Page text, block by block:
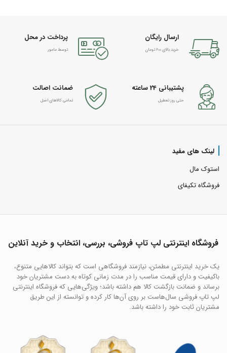
ارسال رایگان
خرید بالای 600 تومان
پرداخت در محل
توسط مامور
پشتیبانی 24 ساعته
حتی روز تعطیل
ضمانت اصالت
تمامی کالاهای اصل
لینک های مفید
استوک مال
فروشگاه تکیفای
فروشگاه اینترنتی لپ تاپ فروشی، بررسی، انتخاب و خرید آنلاین
یک خرید اینترنتی مطمئن، نیازمند فروشگاهی است که بتواند کالاهایی متنوع،
باکیفیت و دارای قیمت مناسب را در مدت زمانی کوتاه به دست مشتریان خود
برساند و ضمانت بازگشت کالا هم داشته باشد؛ ویژگی‌هایی که فروشگاه اینترنتی
لپ تاپ فروشی سال‌هاست بر روی آن‌ها کار کرده و توانسته از این طریق
مشتریان ثابت خود را داشته باشد.